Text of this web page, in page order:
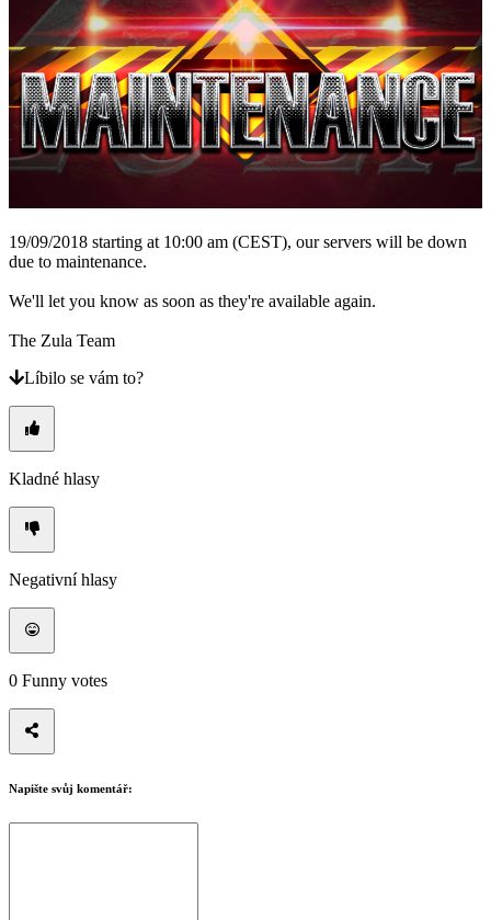
Gameplay
Události
ve
hře
Zprávy
Média
Průvodci
Fóra
19/09/2018 starting at 10:00 am (CEST), our servers will be down
due to maintenance.
We'll let you know as soon as they're available again.
The Zula Team
Líbilo se vám to?
Kladné hlasy
Negativní hlasy
0 Funny votes
Napište svůj komentář: